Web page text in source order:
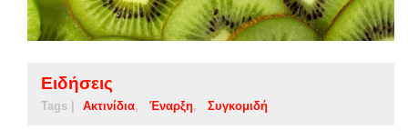
Ειδήσεις
Tags | Ακτινίδια Έναρξη Συγκομιδή